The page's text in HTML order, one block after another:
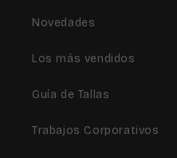
Novedades
Los más vendidos
Guía de Tallas
Trabajos Corporativos